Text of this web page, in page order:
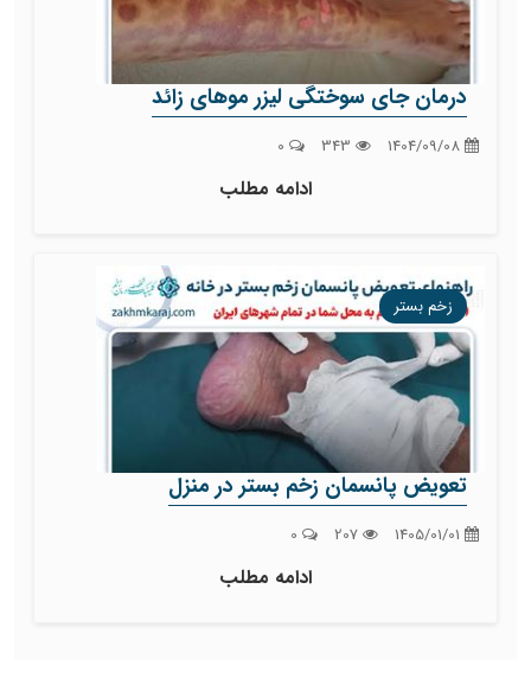
درمان جای سوختگی لیزر موهای زائد
ادامه مطلب
زخم بستر
تعویض پانسمان زخم بستر در منزل
ادامه مطلب